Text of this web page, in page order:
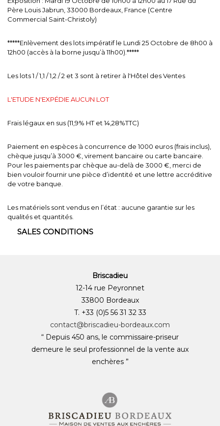
Père Louis Jabrun, 33000 Bordeaux, France (Centre
Commercial Saint-Christoly)
*****Enlèvement des lots impératif le Lundi 25 Octobre de 8h00 à
12h00 (accès à la borne jusqu’à 11h00).*****
Les lots 1 / 1,1 / 1,2 / 2 et 3 sont à retirer à l'Hôtel des Ventes
L'ETUDE N'EXPÉDIE AUCUN LOT
Frais légaux en sus (11,9% HT et 14,28%TTC)
Paiement en espèces à concurrence de 1000 euros (frais inclus),
chèque jusqu’à 3000 €, virement bancaire ou carte bancaire.
Pour les paiements par chèque au-delà de 3000 €, merci de
bien vouloir fournir une pièce d’identité et une lettre accréditive
de votre banque.
Les matériels sont vendus en l’état : aucune garantie sur les
qualités et quantités.
SALES CONDITIONS
Briscadieu
12-14 rue Peyronnet
33800 Bordeaux
T. +33 (0)5 56 31 32 33
contact@briscadieu-bordeaux.com
“ Depuis 450 ans, le commissaire-priseur
demeure le seul professionnel de la vente aux
enchères ”